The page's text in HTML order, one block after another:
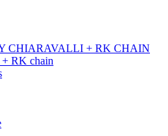
CHIARAVALLI + RK CHAIN
RK chain